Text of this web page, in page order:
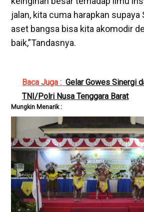
jalan, kita cuma harapkan supaya
aset bangsa bisa kita akomodir
baik,”Tandasnya.
Baca Juga : Gelar Gowes Sinergi
TNI/Polri Nusa Tenggara Barat
Mungkin Menarik :